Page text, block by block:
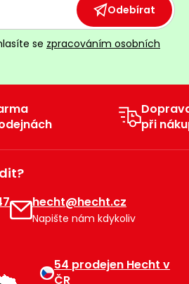
Odebírat
se zpracováním osobních
při
hecht@hecht.cz
Napište nám kdykoliv
54 prodejen Hecht v
ČR